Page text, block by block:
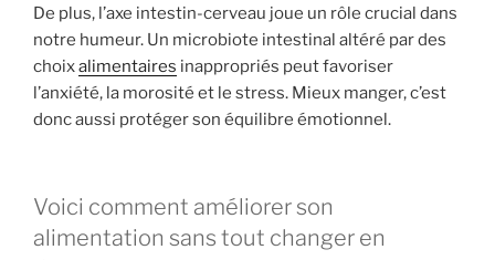
De plus, l’axe intestin-cerveau joue un rôle crucial dans
notre humeur. Un microbiote intestinal altéré par des
choixalimentaires inappropriés peut favoriser
l’anxiété, la morosité et le stress. Mieux manger, c’est
donc aussi protéger son équilibre émotionnel.
Voici comment améliorer son
alimentation sans tout changer en